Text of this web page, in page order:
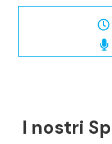
I nostri